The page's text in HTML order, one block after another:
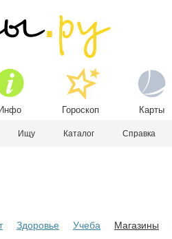
Инфо Гороскоп Карты
Ищу Каталог Справка
Здоровье Учеба Магазины